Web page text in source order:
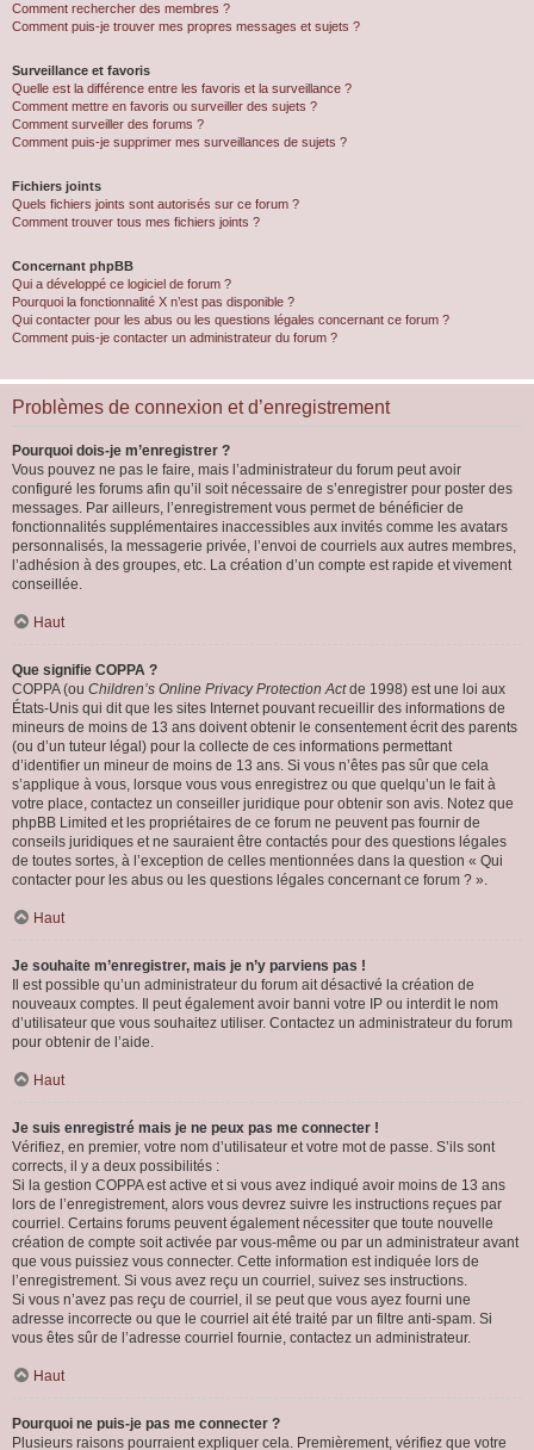
Comment rechercher des membres ?
Comment puis-je trouver mes propres messages et sujets ?
Surveillance et favoris
Quelle est la différence entre les favoris et la surveillance ?
Comment mettre en favoris ou surveiller des sujets ?
Comment surveiller des forums ?
Comment puis-je supprimer mes surveillances de sujets ?
Fichiers joints
Quels fichiers joints sont autorisés sur ce forum ?
Comment trouver tous mes fichiers joints ?
Concernant phpBB
Qui a développé ce logiciel de forum ?
Pourquoi la fonctionnalité X n’est pas disponible ?
Qui contacter pour les abus ou les questions légales concernant ce forum ?
Comment puis-je contacter un administrateur du forum ?
Problèmes de connexion et d’enregistrement
Pourquoi dois-je m’enregistrer ?
Vous pouvez ne pas le faire, mais l’administrateur du forum peut avoir
configuré les forums afin qu’il soit nécessaire de s’enregistrer pour poster des
messages. Par ailleurs, l’enregistrement vous permet de bénéficier de
fonctionnalités supplémentaires inaccessibles aux invités comme les avatars
personnalisés, la messagerie privée, l’envoi de courriels aux autres membres,
l’adhésion à des groupes, etc. La création d’un compte est rapide et vivement
conseillée.
Haut
Que signifie COPPA ?
COPPA (ou Children’s Online Privacy Protection Actde 1998) est une loi aux
États-Unis qui dit que les sites Internet pouvant recueillir des informations de
mineurs de moins de 13 ans doivent obtenir le consentement écrit des parents
(ou d’un tuteur légal) pour la collecte de ces informations permettant
d’identifier un mineur de moins de 13 ans. Si vous n’êtes pas sûr que cela
s’applique à vous, lorsque vous vous enregistrez ou que quelqu’un le fait à
votre place, contactez un conseiller juridique pour obtenir son avis. Notez que
phpBB Limited et les propriétaires de ce forum ne peuvent pas fournir de
conseils juridiques et ne sauraient être contactés pour des questions légales
de toutes sortes, à l’exception de celles mentionnées dans la question « Qui
contacter pour les abus ou les questions légales concernant ce forum ? ».
Haut
Je souhaite m’enregistrer, mais je n’y parviens pas !
Il est possible qu’un administrateur du forum ait désactivé la création de
nouveaux comptes. Il peut également avoir banni votre IP ou interdit le nom
d’utilisateur que vous souhaitez utiliser. Contactez un administrateur du forum
pour obtenir de l’aide.
Haut
Je suis enregistré mais je ne peux pas me connecter !
Vérifiez, en premier, votre nom d’utilisateur et votre mot de passe. S’ils sont
corrects, il y a deux possibilités :
Si la gestion COPPA est active et si vous avez indiqué avoir moins de 13 ans
lors de l’enregistrement, alors vous devrez suivre les instructions reçues par
courriel. Certains forums peuvent également nécessiter que toute nouvelle
création de compte soit activée par vous-même ou par un administrateur avant
que vous puissiez vous connecter. Cette information est indiquée lors de
l’enregistrement. Si vous avez reçu un courriel, suivez ses instructions.
Si vous n’avez pas reçu de courriel, il se peut que vous ayez fourni une
adresse incorrecte ou que le courriel ait été traité par un filtre anti-spam. Si
vous êtes sûr de l’adresse courriel fournie, contactez un administrateur.
Haut
Pourquoi ne puis-je pas me connecter ?
Plusieurs raisons pourraient expliquer cela. Premièrement, vérifiez que votre